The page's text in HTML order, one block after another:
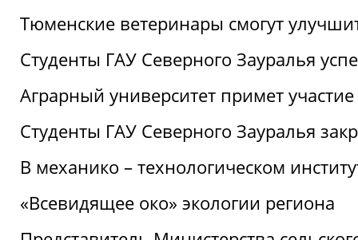
Тюменские ветеринары смогут
Студенты ГАУ Северного Зауралья
Аграрный университет примет
Студенты ГАУ Северного Зауралья
В механико – технологическом
«Всевидящее око» экологии региона